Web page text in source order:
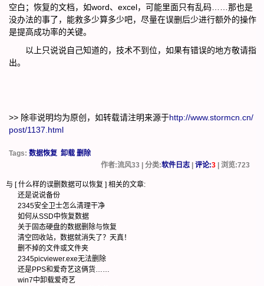
空白；恢复的文档，如word、excel，可能里面只有乱码……那也是
没办法的事了，能救多少算多少吧，尽量在误删后少进行额外的操作
是提高成功率的关键。
以上只说说自己知道的，技术不到位，如果有错误的地方敬请指
出。
>> 除非说明均为原创，如转载请注明来源于http://www.stormcn.cn/
post/1137.html
Tags: 数据恢复 卸载 删除
作者:流风33 | 分类:软件日志 |评论:3 | 浏览:723
与 [什么样的误删数据可以恢复 ] 相关的文章:
还是说说备份
2345安全卫士怎么清理干净
如何从SSD中恢复数据
关于固态硬盘的数据删除与恢复
清空回收站，数据就消失了？天真！
删不掉的文件或文件夹
2345picviewer.exe无法删除
还是PPS和爱奇艺这俩货……
win7中卸载爱奇艺